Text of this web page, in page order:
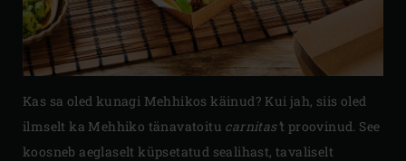
Kas sa oled kunagi Mehhikos käinud? Kui jah, siis oled
ilmselt ka Mehhiko tänavatoitu carnitas’t proovinud. See
koosneb aeglaselt küpsetatud sealihast, tavaliselt